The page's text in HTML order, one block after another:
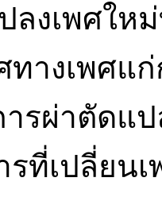
ลงเพศให
ทางเพศแ
รผ่าตัดแ
รที่เปลี่ยน